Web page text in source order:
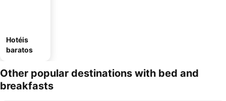
Hotéis
baratos
Other popular destinations with bed and
breakfasts